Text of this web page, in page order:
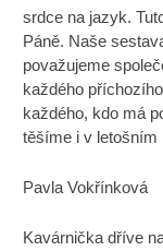
srdce na jazyk.
Páně. Naše
považujeme
každého
každého, kdo má
těšíme i v letošním
Pavla Vokřínková
Kavárnička dříve